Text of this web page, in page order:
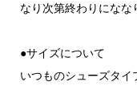
なり次第終わりになな
●サイズについて
いつものシューズタ